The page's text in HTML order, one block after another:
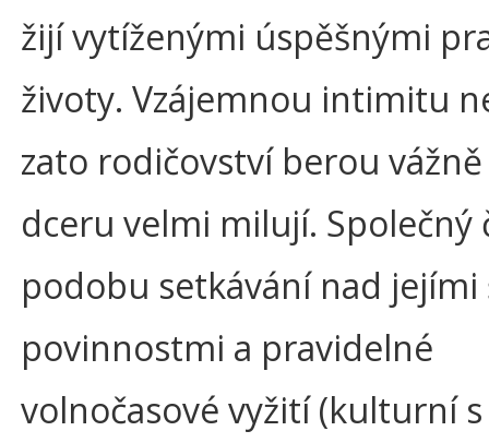
žijí vytíženými úspěšnými
životy. Vzájemnou intimitu
zato rodičovství berou
dceru velmi milují. Společný
podobu setkávání nad
povinnostmi a pravidelné
volnočasové vyžití (kulturní